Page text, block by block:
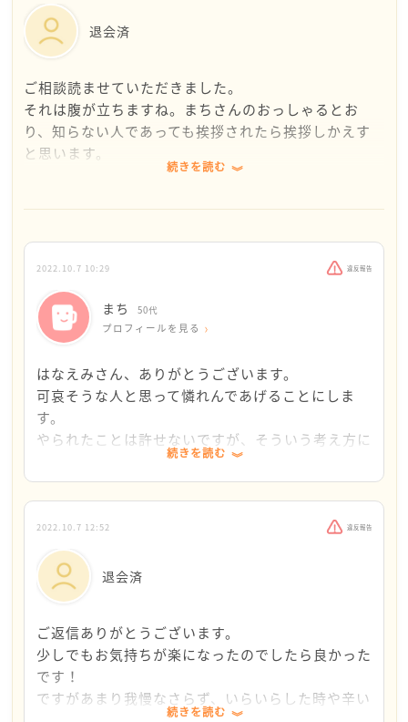
退会済
ご相談読ませていただきました。
それは腹が立ちますね。まちさんのおっしゃるとお
り、知らない人であっても挨拶されたら挨拶しかえす
と思います。
自分とは考え方が違うんだなとか、気にしないように
そういう場合、私はかわいそうな人だと思うようにし
今までもそういう風に生きてきて、たくさんの人に嫌
われて、でも誰にも注意してもらえなかったんだな、
法ではないと思いますが、自分の気持ちが少し楽にな
り、仕方ない許してやるか、という気持ちになりま
す。
まちさんは今までずいぶん我慢してこられたと思いま
すので、面と向かって喧嘩してもいいのかな、とも思
いますが、私の場合は喧嘩してしまうとその人と同じ
土俵にたった（同じレベルになった）と感じてしまっ
たり、周りの空気を悪くしてしまった、とか、後悔す
ることが多いので、極力関わらずにやり過ごすことが
多いです。
ですが、我慢しすぎは体に毒なので、また何かあれば
ど、ご家族と関係のない人に話を聞いてもらったりす
ると、少しすっきりするかもしれません。
少しでもまちさんのお気持ちが楽になるといいなと思
っております。
続きを読む
2022.10.7 10:29 違反報告
まち 50代
プロフィールを見る
はなえみさん、ありがとうございます。
可哀そうな人と思って憐れんであげることにしま
す。
やられたことは許せないですが、そういう考え方に
切り替えてみたら気持ちがとても楽になりました。
相談してみてよかったです。
続きを読む
2022.10.7 12:52 違反報告
退会済
ご返信ありがとうございます。
少しでもお気持ちが楽になったのでしたら良かった
です！
ですがあまり我慢なさらず、いらいらした時や辛い
続きを読む